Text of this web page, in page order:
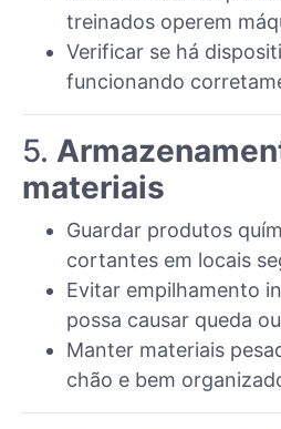
treinados operem
Verificar se há
funcionando
5.
materiais
Guardar produtos
cortantes em locais
Evitar empilhamento
possa causar queda
Manter materiais
chão e bem